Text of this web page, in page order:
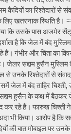
का रिश्तेदारों से
खतरनाक स्थिति है।
कि उसके पास अजमेर
है कि जेल में बंद
हैं। गंभीर और चिंता का
जेलर सद्दाम हुसैन मुस्लिम
से उनके रिश्तेदारों से
जेल में बंद ताहिर चिश्ती,
हुसैन के कक्ष में
कर रहे हैं। फारुख चिश्ती
भी किया। आरोप है कि
की बात मोबाइल पर उनके